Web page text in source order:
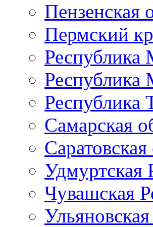
Пензенская
Пермский
Республика
Республика
Самарская
Саратовская
Удмуртская
Чувашская